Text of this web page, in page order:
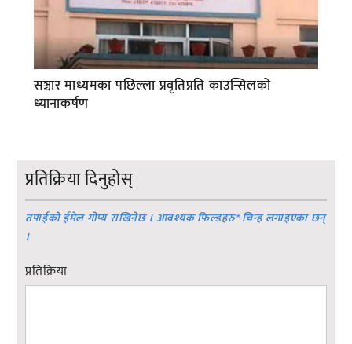
सञ्चार माध्यमका पछिल्ला प्रवृतिप्रति काउन्सिलको
ध्यानाकर्षण
प्रतिक्रिया दिनुहोस्
तपाईको ईमेल गोप्य राखिनेछ । आवश्यक फिल्डहरु*चिन्ह लगाइएका छन्
।
प्रतिक्रिया